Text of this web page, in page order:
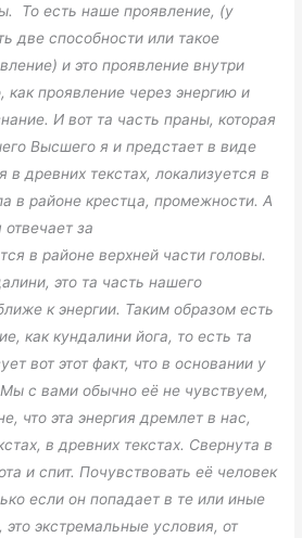
То есть наше проявление, (у
две способности или такое
и это проявление внутри
как проявление через энергию и
И вот та часть праны, которая
Высшего я и предстает в виде
в древних текстах, локализуется в
в районе крестца, промежности. А
отвечает за
в районе верхней части головы.
это та часть нашего
к энергии. Таким образом есть
как кундалини йога, то есть та
вот этот факт, что в основании у
Мы с вами обычно её не чувствуем,
что эта энергия дремлет в нас,
в древних текстах. Свернута в
и спит. Почувствовать её человек
если он попадает в те или иные
экстремальные условия, от